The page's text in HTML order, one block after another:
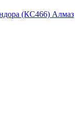
(КС466) Алмаз